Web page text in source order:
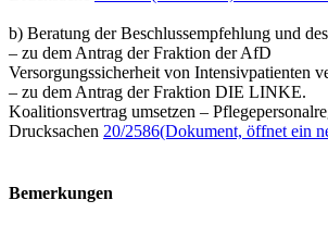
b) Beratung der Beschlussempfehlung und
– zu dem Antrag der Fraktion der AfD
Versorgungssicherheit von Intensivpatienten
– zu dem Antrag der Fraktion DIE LINKE.
Koalitionsvertrag umsetzen –
Drucksachen 20/2586(Dokument, öffnet ein
Bemerkungen